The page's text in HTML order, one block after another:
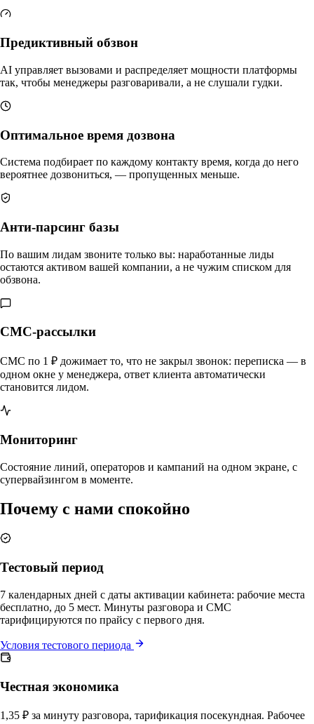
Предиктивный обзвон
AI управляет вызовами и распределяет мощности платформы
так, чтобы менеджеры разговаривали, а не слушали гудки.
Оптимальное время дозвона
Система подбирает по каждому контакту время, когда до него
вероятнее дозвониться, — пропущенных меньше.
Анти-парсинг базы
По вашим лидам звоните только вы: наработанные лиды
остаются активом вашей компании, а не чужим списком для
обзвона.
СМС-рассылки
СМС по 1 ₽ дожимает то, что не закрыл звонок: переписка — в
одном окне у менеджера, ответ клиента автоматически
становится лидом.
Мониторинг
Состояние линий, операторов и кампаний на одном экране, с
супервайзингом в моменте.
Почему с нами спокойно
Тестовый период
7 календарных дней с даты активации кабинета: рабочие места
бесплатно, до 5 мест. Минуты разговора и СМС
тарифицируются по прайсу с первого дня.
Условия тестового периода
Честная экономика
1,35 ₽ за минуту разговора, тарификация посекундная. Рабочее